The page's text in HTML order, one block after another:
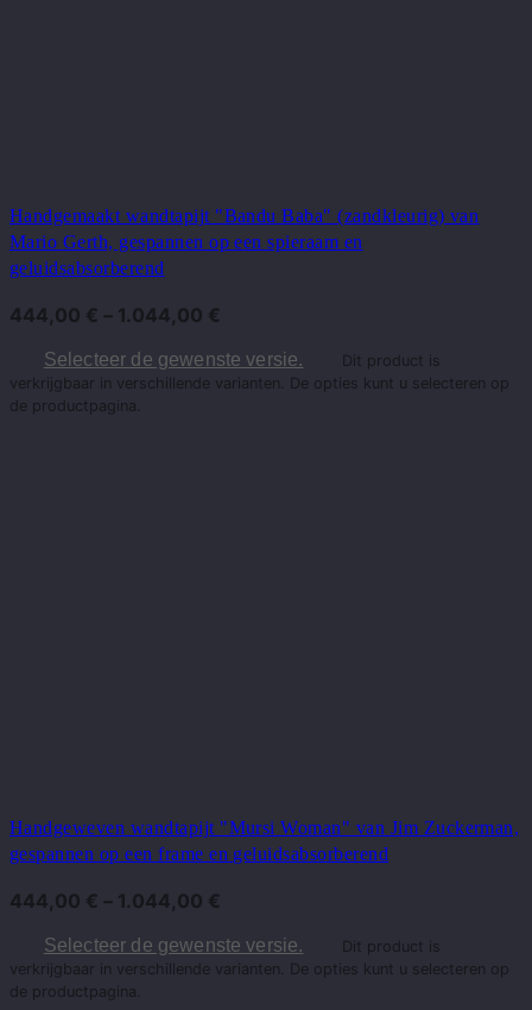
Handgemaakt wandtapijt "Bandu Baba" (zandkleurig) van
Mario Gerth, gespannen op een spieraam en
geluidsabsorberend
444,00 € – 1.044,00 €
Selecteer de gewenste versie.
Dit product is
verkrijgbaar in verschillende varianten. De opties kunt u selecteren op
de productpagina.
Handgeweven wandtapijt "Mursi Woman" van Jim Zuckerman,
gespannen op een frame en geluidsabsorberend
444,00 € – 1.044,00 €
Selecteer de gewenste versie.
Dit product is
verkrijgbaar in verschillende varianten. De opties kunt u selecteren op
de productpagina.